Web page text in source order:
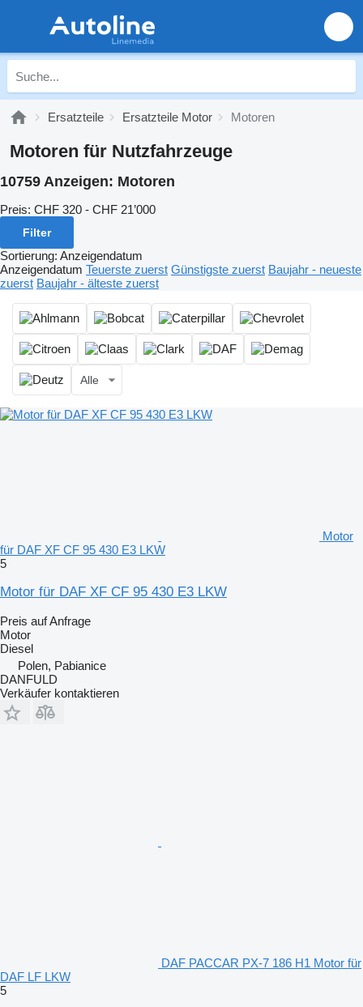
Ersatzteile Ersatzteile Motor Motoren
Motoren für Nutzfahrzeuge
10759 Anzeigen: Motoren
Preis: CHF 320 - CHF 21’000
Filter
Sortierung: Anzeigendatum
Anzeigendatum Teuerste zuerst Günstigste zuerst Baujahr - neueste
zuerst Baujahr - älteste zuerst
Alle
Motor
für DAF XF CF 95 430 E3 LKW
5
Motor für DAF XF CF 95 430 E3 LKW
Preis auf Anfrage
Motor
Diesel
Polen, Pabianice
DANFULD
Verkäufer kontaktieren
DAF PACCAR PX-7 186 H1 Motor für
DAF LF LKW
5